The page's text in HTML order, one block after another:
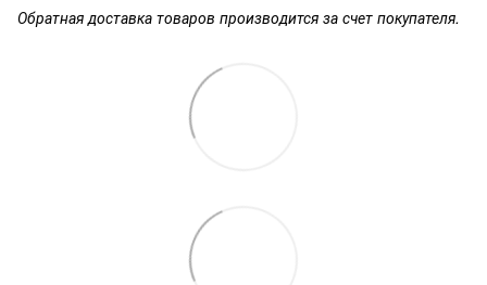
Обратная доставка товаров производится за счет покупателя.